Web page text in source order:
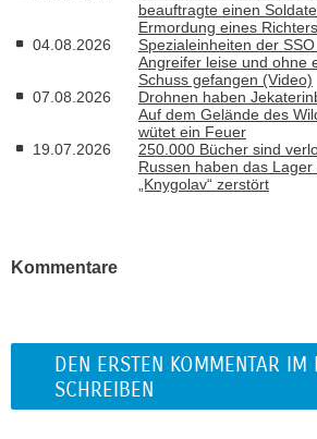
beauftragte einen
Ermordung eines Richters
04.08.2026
Spezialeinheiten der
Angreifer leise und ohne
Schuss gefangen (Video)
07.08.2026
Drohnen haben
Auf dem Gelände des
wütet ein Feuer
19.07.2026
250.000 Bücher sind
Russen haben das Lager
„Knygolav“ zerstört
Kommentare
DEN ERSTEN KOMMENTAR IM
SCHREIBEN